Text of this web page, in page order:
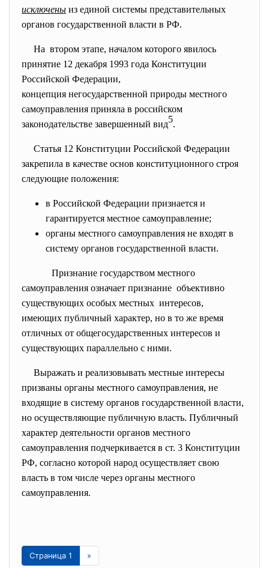
исключены из единой системы представительных
органов государственной власти в РФ.
На втором этапе, началом которого явилось
принятие 12 декабря 1993 года Конституции
Российской Федерации,
концепция негосударственной природы местного
самоуправления приняла в российском
законодательстве завершенный вид5.
Статья 12 Конституции Российской Федерации
закрепила в качестве основ конституционного строя
следующие положения:
в Российской Федерации признается и
гарантируется местное самоуправление;
органы местного самоуправления не входят в
систему органов государственной власти.
Признание государством местного
самоуправления означает признание объективно
существующих особых местных интересов,
имеющих публичный характер, но в то же время
отличных от общегосударственных интересов и
существующих параллельно с ними.
Выражать и реализовывать местные интересы
призваны органы местного самоуправления, не
входящие в систему органов государственной власти,
но осуществляющие публичную власть. Публичный
характер деятельности органов местного
самоуправления подчеркивается в ст. 3 Конституции
РФ, согласно которой народ осуществляет свою
власть в том числе через органы местного
самоуправления.
Страница 1 »